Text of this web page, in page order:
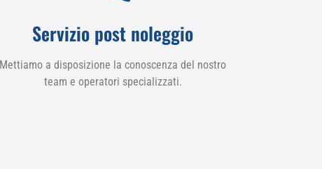
Servizio post noleggio
Mettiamo a disposizione la conoscenza del nostro
team e operatori specializzati.